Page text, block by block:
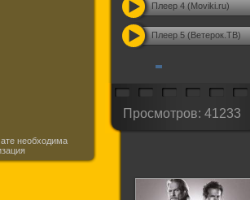
необходима
Плеер 4 (Moviki.ru)
Плеер 5 (Ветерок.ТВ)
Просмотров: 41233